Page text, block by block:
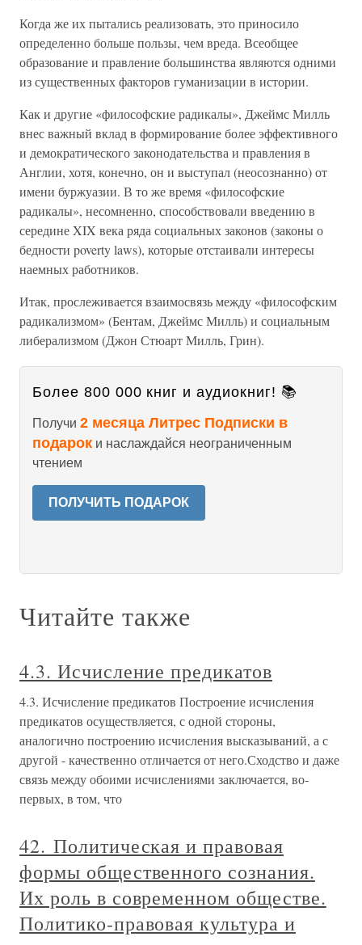
Когда же их пытались реализовать, это приносило
определенно больше пользы, чем вреда. Всеобщее
образование и правление большинства являются одними
из существенных факторов гуманизации в истории.
Как и другие «философские радикалы», Джеймс Милль
внес важный вклад в формирование более эффективного
и демократического законодательства и правления в
Англии, хотя, конечно, он и выступал (неосознанно) от
имени буржуазии. В то же время «философские
радикалы», несомненно, способствовали введению в
середине XIX века ряда социальных законов (законы о
бедности poverty laws), которые отстаивали интересы
наемных работников.
Итак, прослеживается взаимосвязь между «философским
радикализмом» (Бентам, Джеймс Милль) и социальным
либерализмом (Джон Стюарт Милль, Грин).
Более 800 000 книг и аудиокниг! 📚
Получи 2 месяца Литрес Подписки в
подарок и наслаждайся неограниченным
чтением
ПОЛУЧИТЬ ПОДАРОК
Читайте также
4.3. Исчисление предикатов
4.3. Исчисление предикатов Построение исчисления
предикатов осуществляется, с одной стороны,
аналогично построению исчисления высказываний, а с
другой - качественно отличается от него.Сходство и даже
связь между обоими исчислениями заключается, во-
первых, в том, что
42. Политическая и правовая
формы общественного сознания.
Их роль в современном обществе.
Политико-правовая культура и